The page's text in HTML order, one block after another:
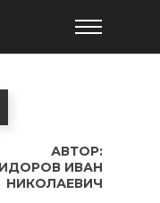
АВТОР:
ИВАН
НИКОЛАЕВИЧ